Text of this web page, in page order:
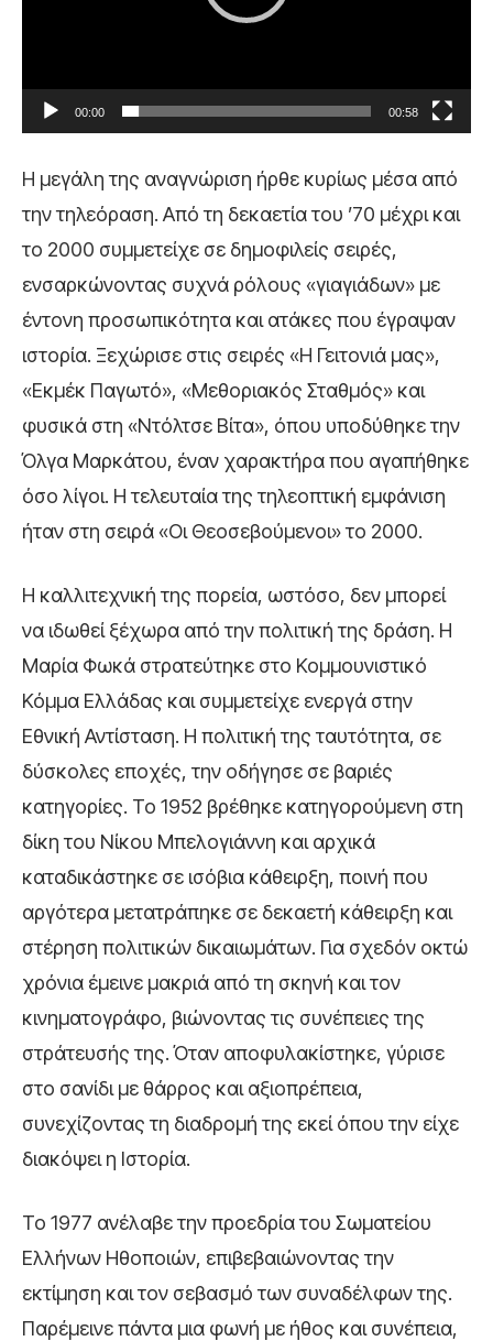
a
r
00:00 00:58
Η μεγάλη της αναγνώριση ήρθε κυρίως μέσα από
την τηλεόραση. Από τη δεκαετία του ’70 μέχρι και
το 2000 συμμετείχε σε δημοφιλείς σειρές,
ενσαρκώνοντας συχνά ρόλους «γιαγιάδων» με
έντονη προσωπικότητα και ατάκες που έγραψαν
ιστορία. Ξεχώρισε στις σειρές «Η Γειτονιά μας»,
«Εκμέκ Παγωτό», «Μεθοριακός Σταθμός» και
φυσικά στη «Ντόλτσε Βίτα», όπου υποδύθηκε την
Όλγα Μαρκάτου, έναν χαρακτήρα που αγαπήθηκε
όσο λίγοι. Η τελευταία της τηλεοπτική εμφάνιση
ήταν στη σειρά «Οι Θεοσεβούμενοι» το 2000.
Η καλλιτεχνική της πορεία, ωστόσο, δεν μπορεί
να ιδωθεί ξέχωρα από την πολιτική της δράση. Η
Μαρία Φωκά στρατεύτηκε στο Κομμουνιστικό
Κόμμα Ελλάδας και συμμετείχε ενεργά στην
Εθνική Αντίσταση. Η πολιτική της ταυτότητα, σε
δύσκολες εποχές, την οδήγησε σε βαριές
κατηγορίες. Το 1952 βρέθηκε κατηγορούμενη στη
δίκη του Νίκου Μπελογιάννη και αρχικά
καταδικάστηκε σε ισόβια κάθειρξη, ποινή που
αργότερα μετατράπηκε σε δεκαετή κάθειρξη και
στέρηση πολιτικών δικαιωμάτων. Για σχεδόν οκτώ
χρόνια έμεινε μακριά από τη σκηνή και τον
κινηματογράφο, βιώνοντας τις συνέπειες της
στράτευσής της. Όταν αποφυλακίστηκε, γύρισε
στο σανίδι με θάρρος και αξιοπρέπεια,
συνεχίζοντας τη διαδρομή της εκεί όπου την είχε
διακόψει η Ιστορία.
Το 1977 ανέλαβε την προεδρία του Σωματείου
Ελλήνων Ηθοποιών, επιβεβαιώνοντας την
εκτίμηση και τον σεβασμό των συναδέλφων της.
Παρέμεινε πάντα μια φωνή με ήθος και συνέπεια,